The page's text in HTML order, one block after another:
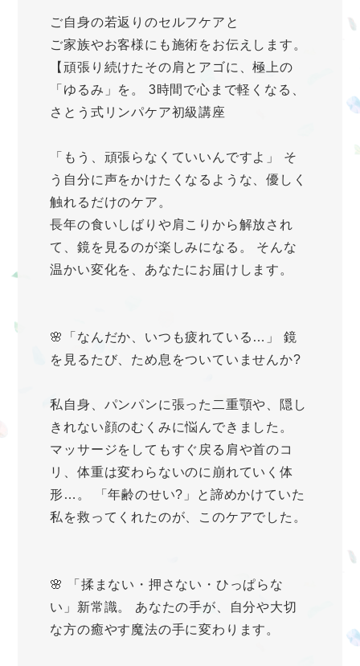
ご自身の若返りのセルフケアと
ご家族やお客様にも施術をお伝えします。
【頑張り続けたその肩とアゴに、極上の
「ゆるみ」を。 3時間で心まで軽くなる、
さとう式リンパケア初級講座
「もう、頑張らなくていいんですよ」 そ
う自分に声をかけたくなるような、優しく
触れるだけのケア。
長年の食いしばりや肩こりから解放され
て、鏡を見るのが楽しみになる。 そんな
温かい変化を、あなたにお届けします。
🌸「なんだか、いつも疲れている…」 鏡
を見るたび、ため息をついていませんか?
私自身、パンパンに張った二重顎や、隠し
きれない顔のむくみに悩んできました。
マッサージをしてもすぐ戻る肩や首のコ
リ、体重は変わらないのに崩れていく体
形…。 「年齢のせい?」と諦めかけていた
私を救ってくれたのが、このケアでした。
🌸 「揉まない・押さない・ひっぱらな
い」新常識。 あなたの手が、自分や大切
な方の癒やす魔法の手に変わります。